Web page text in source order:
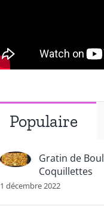
Populaire
Gratin de
Coquillettes
1 décembre 2022